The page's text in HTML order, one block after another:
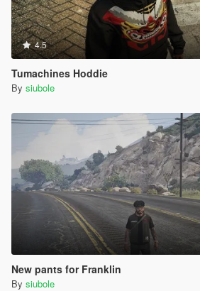
4.5
Tumachines Hoddie
By siubole
New pants for Franklin
By siubole